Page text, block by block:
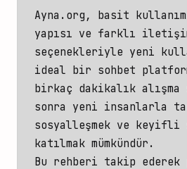
Ayna.org, basit
yapısı ve farklı
seçenekleriyle yeni
ideal bir sohbet
birkaç dakikalık alışma
sonra yeni insanlarla
sosyalleşmek ve keyifli
katılmak mümkündür.
Bu rehberi takip ederek